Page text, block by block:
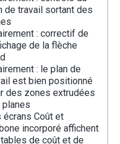
de travail sortant des
: correctif de
de la flèche
: le plan de
est bien positionné
des zones extrudées
planes
écrans Coût et
incorporé affichent
de coût et de